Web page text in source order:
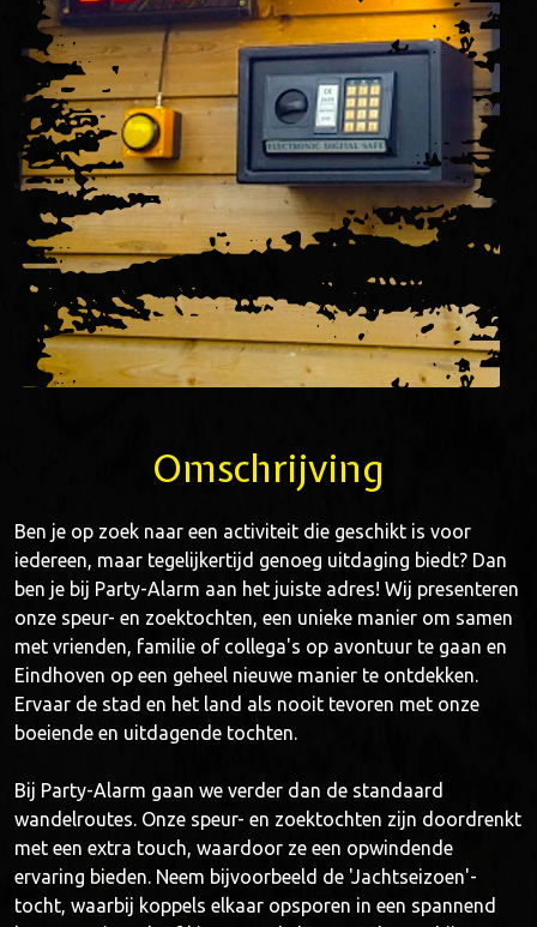
Omschrijving
Ben je op zoek naar een activiteit die geschikt is voor
iedereen, maar tegelijkertijd genoeg uitdaging biedt? Dan
ben je bij Party-Alarm aan het juiste adres! Wij presenteren
onze speur- en zoektochten, een unieke manier om samen
met vrienden, familie of collega's op avontuur te gaan en
Eindhoven op een geheel nieuwe manier te ontdekken.
Ervaar de stad en het land als nooit tevoren met onze
boeiende en uitdagende tochten.
Bij Party-Alarm gaan we verder dan de standaard
wandelroutes. Onze speur- en zoektochten zijn doordrenkt
met een extra touch, waardoor ze een opwindende
ervaring bieden. Neem bijvoorbeeld de 'Jachtseizoen'-
tocht, waarbij koppels elkaar opsporen in een spannend